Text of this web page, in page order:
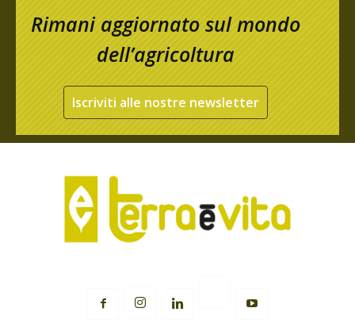
Rimani aggiornato sul mondo
dell’agricoltura
Iscriviti alle nostre newsletter